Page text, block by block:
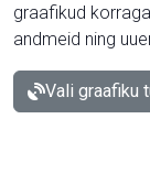
graafikud
andmeid ning
Vali graafiku